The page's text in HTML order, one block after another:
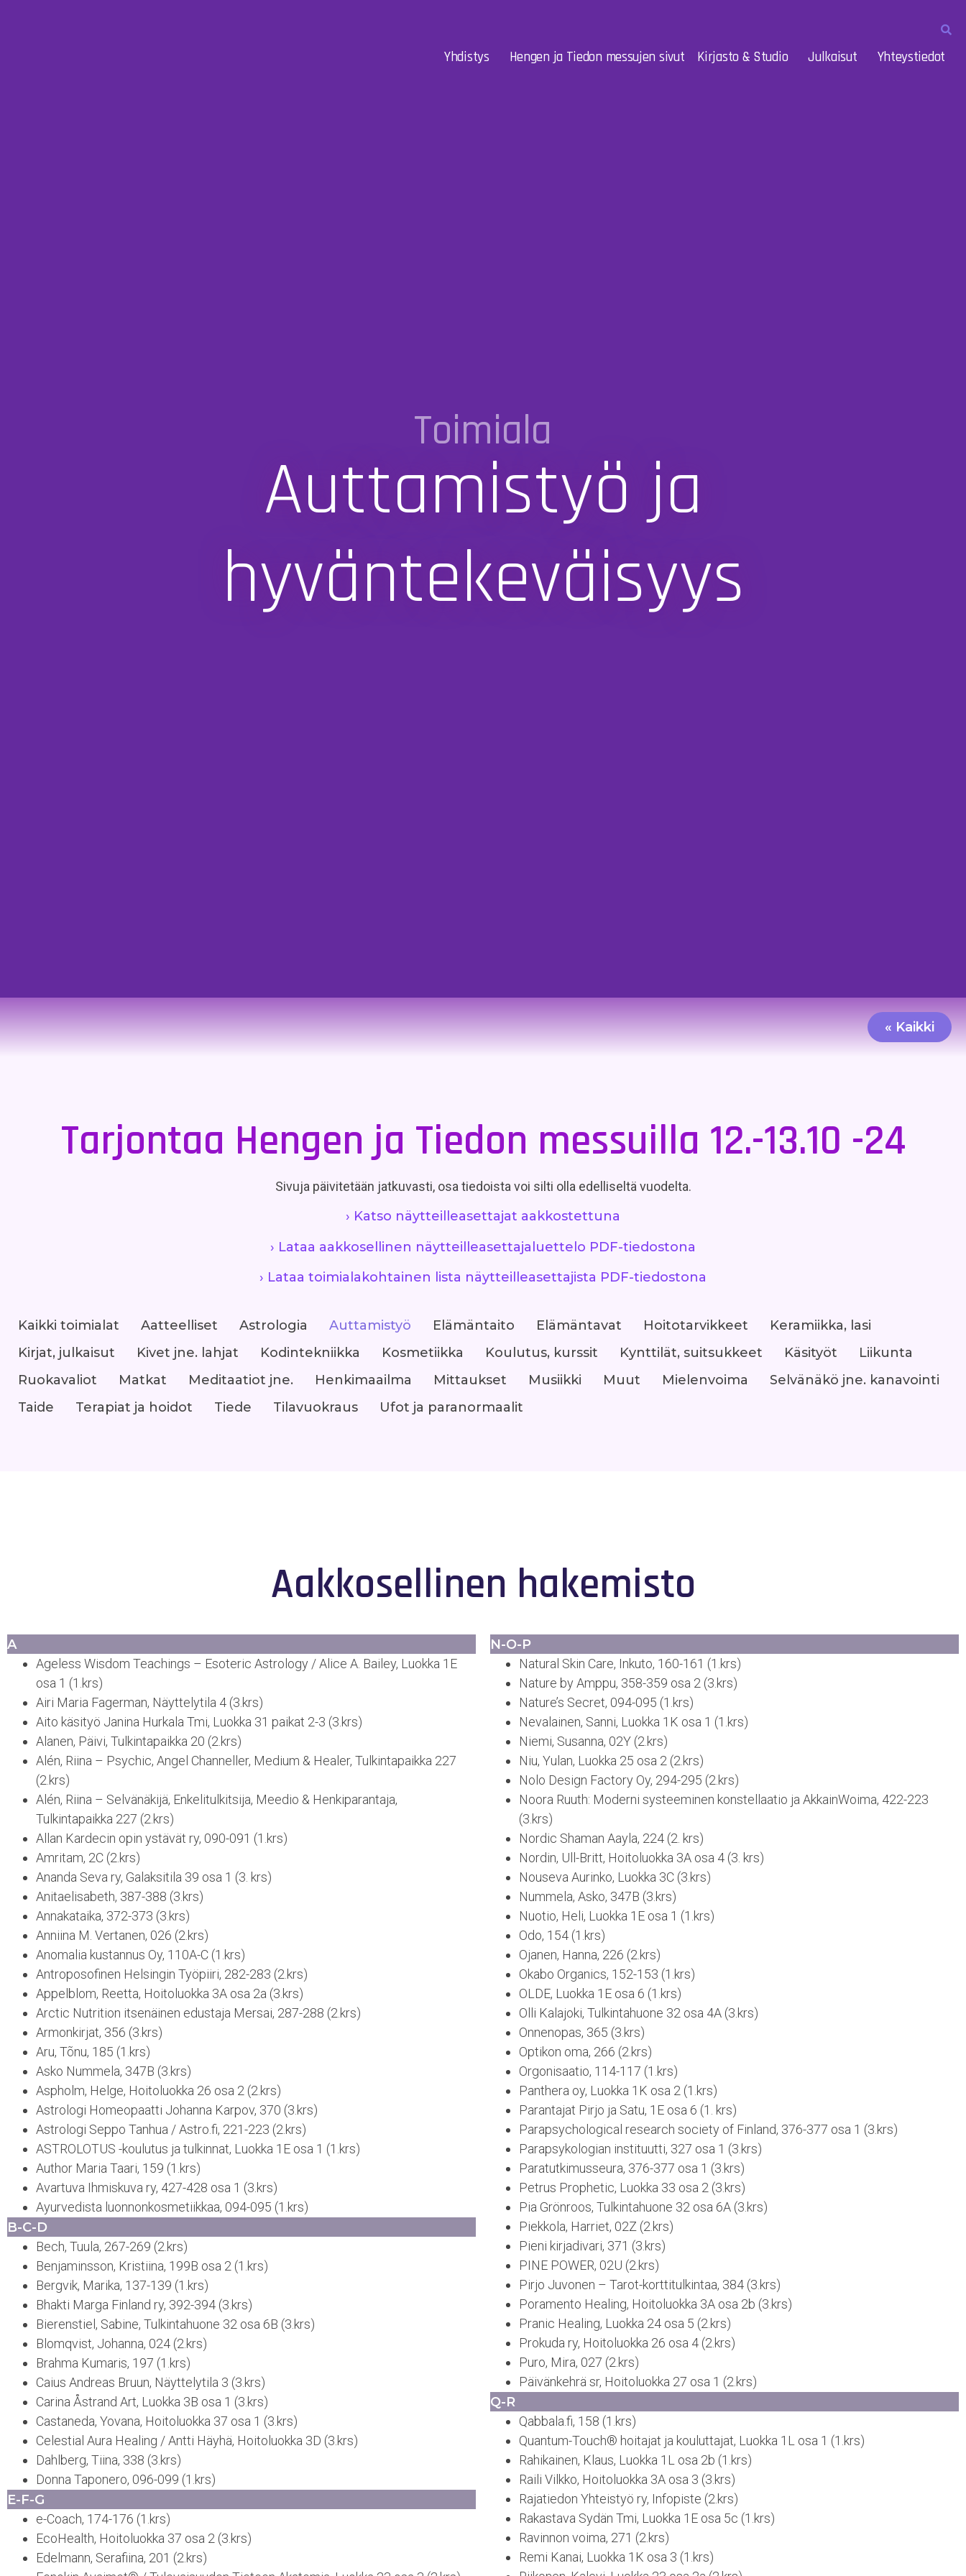
Yhdistys Hengen ja Tiedon messujen sivut Kirjasto & Studio Julkaisut Yhteystiedot
Toimiala
Auttamistyö ja
hyväntekeväisyys
« Kaikki
Tarjontaa Hengen ja Tiedon messuilla 12.-13.10 -24
Sivuja päivitetään jatkuvasti, osa tiedoista voi silti olla edelliseltä vuodelta.
› Katso näytteilleasettajat aakkostettuna
› Lataa aakkosellinen näytteilleasettajaluettelo PDF-tiedostona
› Lataa toimialakohtainen lista näytteilleasettajista PDF-tiedostona
Kaikki toimialat Aatteelliset Astrologia Auttamistyö Elämäntaito Elämäntavat Hoitotarvikkeet
Keramiikka, lasi
Kirjat, julkaisut
Kivet jne. lahjat Kodintekniikka Kosmetiikka Koulutus, kurssit Kynttilät, suitsukkeet Käsityöt
Liikunta
Ruokavaliot
Matkat Meditaatiot jne. Henkimaailma Mittaukset Musiikki Muut Mielenvoima
Selvänäkö jne. kanavointi
Taide
Terapiat ja hoidot Tiede Tilavuokraus Ufot ja paranormaalit
Aakkosellinen hakemisto
A
Ageless Wisdom Teachings – Esoteric Astrology / Alice A. Bailey, Luokka 1E
osa 1 (1.krs)
Airi Maria Fagerman, Näyttelytila 4 (3.krs)
Aito käsityö Janina Hurkala Tmi, Luokka 31 paikat 2-3 (3.krs)
Alanen, Päivi, Tulkintapaikka 20 (2.krs)
Alén, Riina – Psychic, Angel Channeller, Medium & Healer, Tulkintapaikka 227
(2.krs)
Alén, Riina – Selvänäkijä, Enkelitulkitsija, Meedio & Henkiparantaja,
Tulkintapaikka 227 (2.krs)
Allan Kardecin opin ystävät ry, 090-091 (1.krs)
Amritam, 2C (2.krs)
Ananda Seva ry, Galaksitila 39 osa 1 (3. krs)
Anitaelisabeth, 387-388 (3.krs)
Annakataika, 372-373 (3.krs)
Anniina M. Vertanen, 026 (2.krs)
Anomalia kustannus Oy, 110A-C (1.krs)
Antroposofinen Helsingin Työpiiri, 282-283 (2.krs)
Appelblom, Reetta, Hoitoluokka 3A osa 2a (3.krs)
Arctic Nutrition itsenäinen edustaja Mersai, 287-288 (2.krs)
Armonkirjat, 356 (3.krs)
Aru, Tõnu, 185 (1.krs)
Asko Nummela, 347B (3.krs)
Aspholm, Helge, Hoitoluokka 26 osa 2 (2.krs)
Astrologi Homeopaatti Johanna Karpov, 370 (3.krs)
Astrologi Seppo Tanhua / Astro.fi, 221-223 (2.krs)
ASTROLOTUS -koulutus ja tulkinnat, Luokka 1E osa 1 (1.krs)
Author Maria Taari, 159 (1.krs)
Avartuva Ihmiskuva ry, 427-428 osa 1 (3.krs)
Ayurvedista luonnonkosmetiikkaa, 094-095 (1.krs)
B-C-D
Bech, Tuula, 267-269 (2.krs)
Benjaminsson, Kristiina, 199B osa 2 (1.krs)
Bergvik, Marika, 137-139 (1.krs)
Bhakti Marga Finland ry, 392-394 (3.krs)
Bierenstiel, Sabine, Tulkintahuone 32 osa 6B (3.krs)
Blomqvist, Johanna, 024 (2.krs)
Brahma Kumaris, 197 (1.krs)
Caius Andreas Bruun, Näyttelytila 3 (3.krs)
Carina Åstrand Art, Luokka 3B osa 1 (3.krs)
Castaneda, Yovana, Hoitoluokka 37 osa 1 (3.krs)
Celestial Aura Healing / Antti Häyhä, Hoitoluokka 3D (3.krs)
Dahlberg, Tiina, 338 (3.krs)
Donna Taponero, 096-099 (1.krs)
E-F-G
e-Coach, 174-176 (1.krs)
EcoHealth, Hoitoluokka 37 osa 2 (3.krs)
Edelmann, Serafiina, 201 (2.krs)
N-O-P
Natural Skin Care, Inkuto, 160-161 (1.krs)
Nature by Amppu, 358-359 osa 2 (3.krs)
Nature’s Secret, 094-095 (1.krs)
Nevalainen, Sanni, Luokka 1K osa 1 (1.krs)
Niemi, Susanna, 02Y (2.krs)
Niu, Yulan, Luokka 25 osa 2 (2.krs)
Nolo Design Factory Oy, 294-295 (2.krs)
Noora Ruuth: Moderni systeeminen konstellaatio ja AkkainWoima, 422-223
(3.krs)
Nordic Shaman Aayla, 224 (2. krs)
Nordin, Ull-Britt, Hoitoluokka 3A osa 4 (3. krs)
Nouseva Aurinko, Luokka 3C (3.krs)
Nummela, Asko, 347B (3.krs)
Nuotio, Heli, Luokka 1E osa 1 (1.krs)
Odo, 154 (1.krs)
Ojanen, Hanna, 226 (2.krs)
Okabo Organics, 152-153 (1.krs)
OLDE, Luokka 1E osa 6 (1.krs)
Olli Kalajoki, Tulkintahuone 32 osa 4A (3.krs)
Onnenopas, 365 (3.krs)
Optikon oma, 266 (2.krs)
Orgonisaatio, 114-117 (1.krs)
Panthera oy, Luokka 1K osa 2 (1.krs)
Parantajat Pirjo ja Satu, 1E osa 6 (1. krs)
Parapsychological research society of Finland, 376-377 osa 1 (3.krs)
Parapsykologian instituutti, 327 osa 1 (3.krs)
Paratutkimusseura, 376-377 osa 1 (3.krs)
Petrus Prophetic, Luokka 33 osa 2 (3.krs)
Pia Grönroos, Tulkintahuone 32 osa 6A (3.krs)
Piekkola, Harriet, 02Z (2.krs)
Pieni kirjadivari, 371 (3.krs)
PINE POWER, 02U (2.krs)
Pirjo Juvonen – Tarot-korttitulkintaa, 384 (3.krs)
Poramento Healing, Hoitoluokka 3A osa 2b (3.krs)
Pranic Healing, Luokka 24 osa 5 (2.krs)
Prokuda ry, Hoitoluokka 26 osa 4 (2.krs)
Puro, Mira, 027 (2.krs)
Päivänkehrä sr, Hoitoluokka 27 osa 1 (2.krs)
Q-R
Qabbala.fi, 158 (1.krs)
Quantum-Touch® hoitajat ja kouluttajat, Luokka 1L osa 1 (1.krs)
Rahikainen, Klaus, Luokka 1L osa 2b (1.krs)
Raili Vilkko, Hoitoluokka 3A osa 3 (3.krs)
Rajatiedon Yhteistyö ry, Infopiste (2.krs)
Rakastava Sydän Tmi, Luokka 1E osa 5c (1.krs)
Ravinnon voima, 271 (2.krs)
Remi Kanai, Luokka 1K osa 3 (1.krs)